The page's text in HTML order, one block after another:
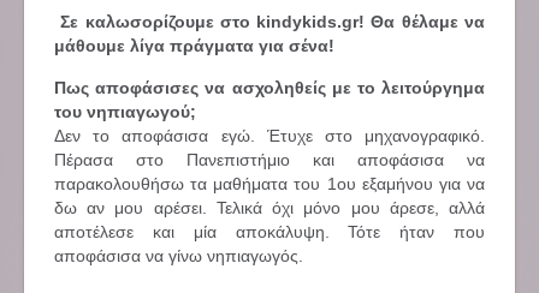
Σε καλωσορίζουμε στο kindykids.gr! Θα θέλαμε να
μάθουμε λίγα πράγματα για σένα!
Πως αποφάσισες να ασχοληθείς με το λειτούργημα
του νηπιαγωγού;
Δεν το αποφάσισα εγώ. Έτυχε στο μηχανογραφικό.
Πέρασα στο Πανεπιστήμιο και αποφάσισα να
παρακολουθήσω τα μαθήματα του 1ου εξαμήνου για να
δω αν μου αρέσει. Τελικά όχι μόνο μου άρεσε, αλλά
αποτέλεσε και μία αποκάλυψη. Τότε ήταν που
αποφάσισα να γίνω νηπιαγωγός.